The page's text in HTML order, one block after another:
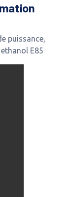
puissance,
E85